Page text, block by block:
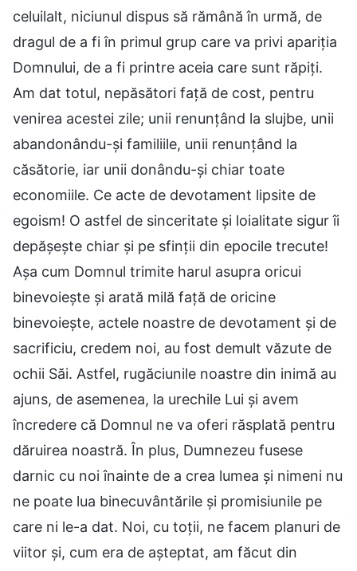
celuilalt, niciunul dispus să rămână în urmă, de
dragul de a fi în primul grup care va privi apariția
Domnului, de a fi printre aceia care sunt răpiți.
Am dat totul, nepăsători față de cost, pentru
venirea acestei zile; unii renunțând la slujbe, unii
abandonându-și familiile, unii renunțând la
căsătorie, iar unii donându-și chiar toate
economiile. Ce acte de devotament lipsite de
egoism! O astfel de sinceritate și loialitate sigur îi
depășește chiar și pe sfinții din epocile trecute!
Așa cum Domnul trimite harul asupra oricui
binevoiește și arată milă față de oricine
binevoiește, actele noastre de devotament și de
sacrificiu, credem noi, au fost demult văzute de
ochii Săi. Astfel, rugăciunile noastre din inimă au
ajuns, de asemenea, la urechile Lui și avem
încredere că Domnul ne va oferi răsplată pentru
dăruirea noastră. În plus, Dumnezeu fusese
darnic cu noi înainte de a crea lumea și nimeni nu
ne poate lua binecuvântările și promisiunile pe
care ni le-a dat. Noi, cu toții, ne facem planuri de
viitor și, cum era de așteptat, am făcut din